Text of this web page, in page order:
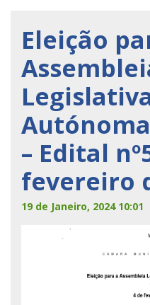
Eleição
– Edital
fevereiro
19 de Janeiro, 2024 10:01